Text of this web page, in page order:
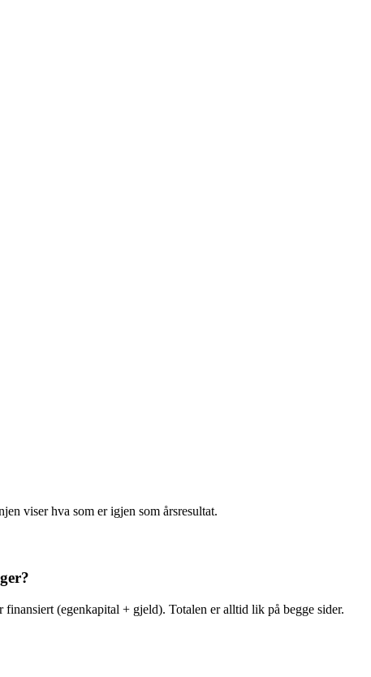
viser hva som er igjen som årsresultat.
(egenkapital + gjeld). Totalen er alltid lik på begge sider.